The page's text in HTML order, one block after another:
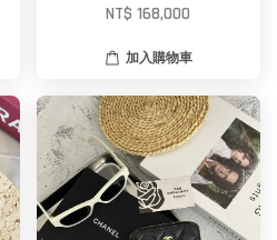
NT$ 168,000
加入購物車